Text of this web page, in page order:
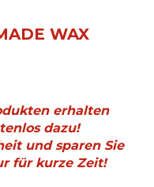
WAX
erhalten
dazu!
und sparen Sie
für kurze Zeit!